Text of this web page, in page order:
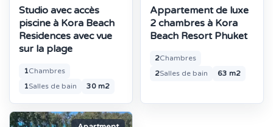
Studio avec accès
piscine à Kora Beach
Residences avec vue
sur la plage
1Chambres
1Salles de bain 30 m2
Appartement de luxe
2 chambres à Kora
Beach Resort Phuket
2Chambres
2Salles de bain 63 m2